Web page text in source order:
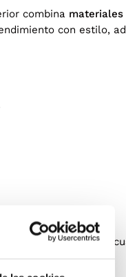
combina materiales
con estilo,
y eficientes en